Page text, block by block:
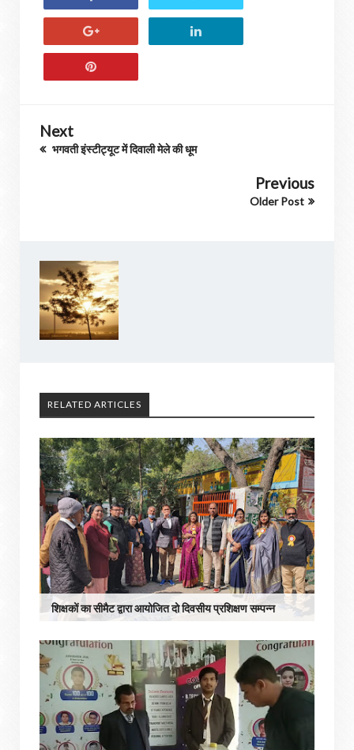
Next
भगवती इंस्टीट्यूट में दिवाली मेले की धूम
Previous
Older Post
RELATED ARTICLES
शिक्षकों का सीमैट द्वारा आयोजित दो दिवसीय प्रशिक्षण सम्पन्न